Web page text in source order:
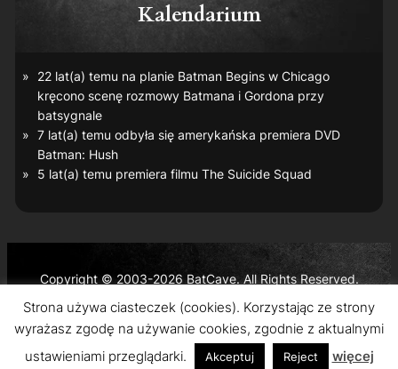
Kalendarium
22 lat(a) temu na planie Batman Beginsw Chicago
kręcono scenę rozmowy Batmana i Gordona przy
batsygnale
7 lat(a) temu odbyła się amerykańska premiera DVD
Batman: Hush
5 lat(a) temu premiera filmu The Suicide Squad
Copyright © 2003-2026 BatCave. All Rights Reserved.
Batman and all related characters and elements are the
trademarks of © DC Comics and Warner Bros. Entertainment
Inc.
Strona używa ciasteczek (cookies). Korzystając ze strony
wyrażasz zgodę na używanie cookies, zgodnie z aktualnymi
ustawieniami przeglądarki.
Akceptuj Reject więcej